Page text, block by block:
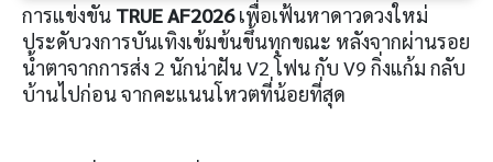
การแข่งขัน TRUE AF2026เพื่อเฟ้นหาดาวดวงใหม่
ประดับวงการบันเทิงเข้มข้นขึ้นทุกขณะ หลังจากผ่านรอย
น้ำตาจากการส่ง 2 นักน่าฝัน V2 โฟน กับ V9 กิ่งแก้ม กลับ
บ้านไปก่อน จากคะแนนโหวตที่น้อยที่สุด